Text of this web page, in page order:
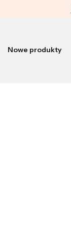
Nowe produkty